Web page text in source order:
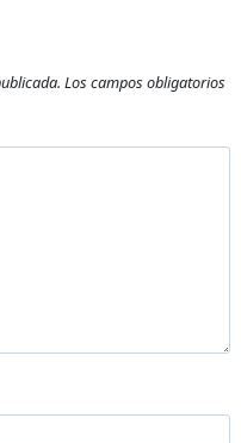
Los campos obligatorios